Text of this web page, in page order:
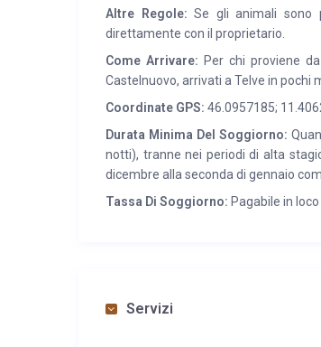
Altre Regole: Se gli animali sono
direttamente con il proprietario.
Come Arrivare: Per chi proviene
Castelnuovo, arrivati a Telve in pochi
Coordinate GPS: 46.0957185;
Durata Minima Del Soggiorno:
notti), tranne nei periodi di alta
dicembre alla seconda di gennaio
Tassa Di Soggiorno: Pagabile in loco
Servizi